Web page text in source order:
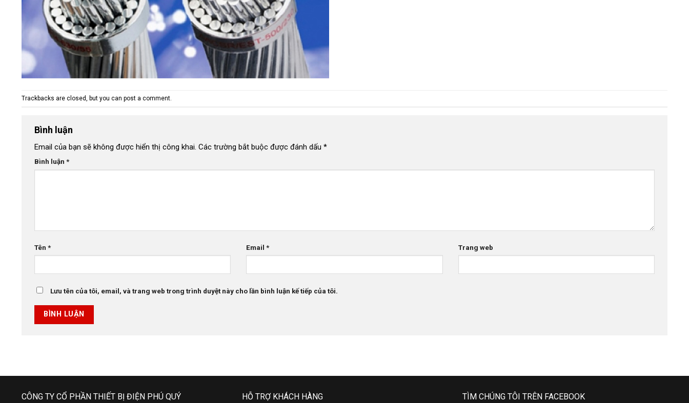
Trackbacks are closed, but you can post a comment
Bình luận
Email của bạn sẽ không được hiển thị công khai. Các trường bắt buộc được đánh dấu *
Bình luận *
Tên * Email* Trang web
Lưu tên của tôi, email, và trang web trong trình duyệt này cho lần bình luận kế tiếp của tôi.
CÔNG TY CỔ PHẦN THIẾT BỊ ĐIỆN PHÚ QUÝ HỖ TRỢ KHÁCH HÀNG TÌM CHÚNG TÔI TRÊN FACEBOOK